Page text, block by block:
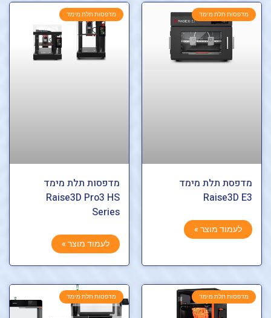
מדפסות תלת מימד
מדפסת תלת מימד
Raise3D E3
לעמוד מוצר »
מדפסות תלת מימד
מדפסות תלת מימד
Raise3D Pro3 HS
Series
לעמוד מוצר »
מדפסות תלת מימד מדפסות תלת מימד